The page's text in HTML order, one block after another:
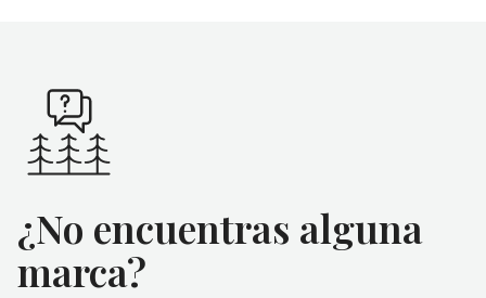
¿No encuentras alguna
marca?